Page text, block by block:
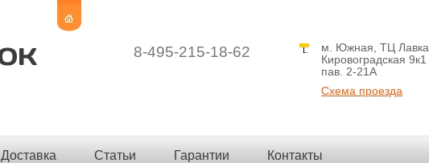
8-495-215-18-62
м. Южная, ТЦ Лавка
Кировоградская 9к1
пав. 2-21A
Схема проезда
Доставка Статьи Гарантии Контакты